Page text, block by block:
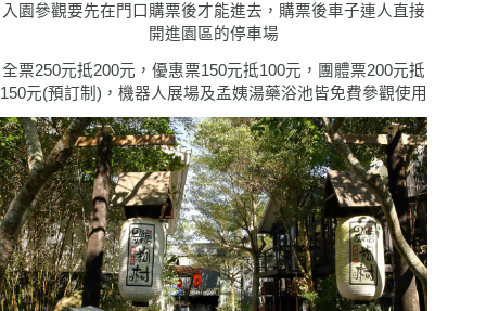
入園參觀要先在門口購票後才能進去，購票後車子連人直接
開進園區的停車場
全票250元抵200元，優惠票150元抵100元，團體票200元抵
150元(預訂制)，機器人展場及孟姨湯藥浴池皆免費參觀使用